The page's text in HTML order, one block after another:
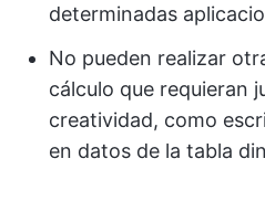
determinadas
No pueden realizar
cálculo que requieran
creatividad, como
en datos de la tabla